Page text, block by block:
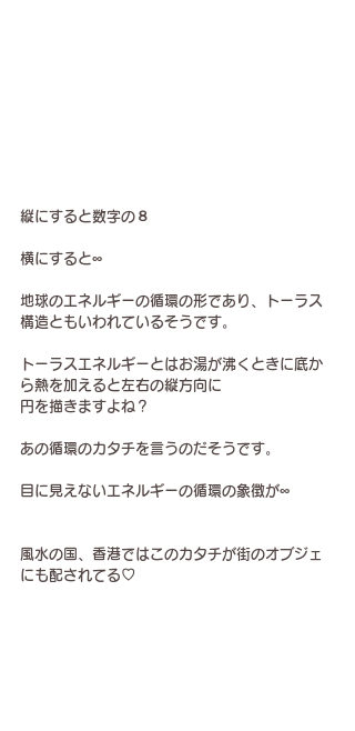
縦にすると数字の８
横にすると∞
地球のエネルギーの循環の形であり、トーラス
構造ともいわれているそうです。
トーラスエネルギーとはお湯が沸くときに底か
ら熱を加えると左右の縦方向に
円を描きますよね？
あの循環のカタチを言うのだそうです。
目に見えないエネルギーの循環の象徴が∞
風水の国、香港ではこのカタチが街のオブジェ
にも配されてる♡